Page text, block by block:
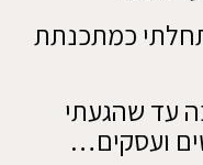
כמתכנתת
עד שהגעתי
ועסקים…